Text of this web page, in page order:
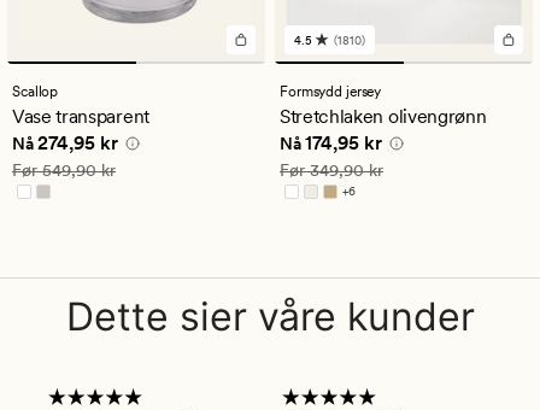
Scallop
Vase transparent
Nåværende pris
Nå274,95 kr
Vanlig pris 549,90 kr
Før549,90 kr
1810
anmeldelser
med
en
gjennomsnittlig
vurdering
på
4.5
4.5 (1810)
Formsydd jersey
Stretchlaken olivengrønn
Nåværende pris
Nå174,95 kr
Vanlig pris 349,90 kr
Før349,90 kr
+6
Tilgjengelig i flere farger
Dette sier våre kunder